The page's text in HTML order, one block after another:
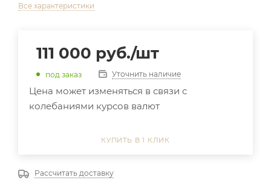
Все характеристики
111 000 руб./шт
под заказ Уточнить наличие
Цена может изменяться в связи с
колебаниями курсов валют
КУПИТЬ В 1 КЛИК
Рассчитать доставку